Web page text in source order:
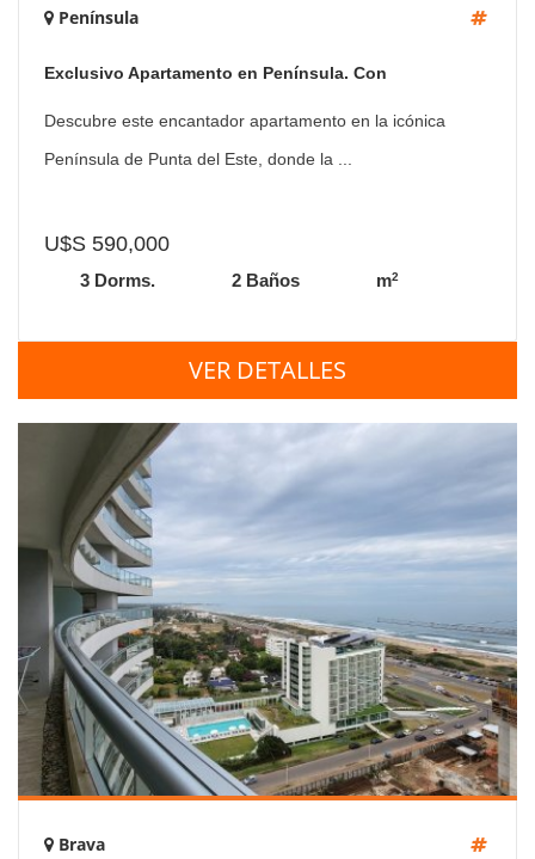
Península
Exclusivo Apartamento en Península. Con
inmejorables vistas
Descubre este encantador apartamento en la icónica
Península de Punta del Este, donde la ...
U$S 590,000
3 Dorms. 2 Baños m2
VER DETALLES
Brava